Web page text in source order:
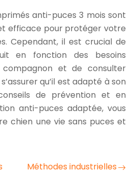
anti-puces 3 mois sont
efficace pour protéger votre
Cependant, il est crucial de
en fonction des besoins
et de consulter
qu’il est adapté à son
de prévention et en
anti-puces adaptée, vous
chien une vie sans puces et
Méthodes industrielles